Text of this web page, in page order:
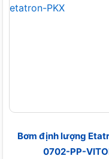
Bơm định lượng
0702-PP-